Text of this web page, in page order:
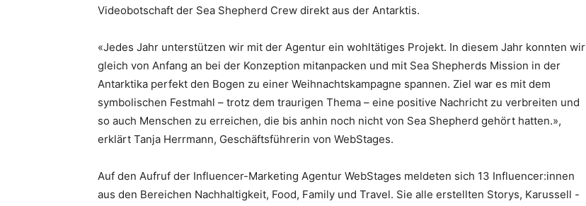
Videobotschaft der Sea Shepherd Crew direkt aus der Antarktis.
«Jedes Jahr unterstützen wir mit der Agentur ein wohltätiges Projekt. In diesem Jahr konnten wir
gleich von Anfang an bei der Konzeption mitanpacken und mit Sea Shepherds Mission in der
Antarktika perfekt den Bogen zu einer Weihnachtskampagne spannen. Ziel war es mit dem
symbolischen Festmahl – trotz dem traurigen Thema – eine positive Nachricht zu verbreiten und
so auch Menschen zu erreichen, die bis anhin noch nicht von Sea Shepherd gehört hatten.»,
erklärt Tanja Herrmann, Geschäftsführerin von WebStages.
Auf den Aufruf der Influencer-Marketing Agentur WebStages meldeten sich 13 Influencer:innen
aus den Bereichen Nachhaltigkeit, Food, Family und Travel. Sie alle erstellten Storys, Karussell -